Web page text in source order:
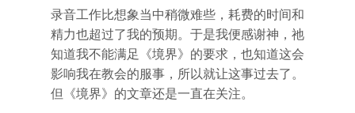
录音工作比想象当中稍微难些，耗费的时间和
精力也超过了我的预期。于是我便感谢神，祂
知道我不能满足《境界》的要求，也知道这会
影响我在教会的服事，所以就让这事过去了。
但《境界》的文章还是一直在关注。